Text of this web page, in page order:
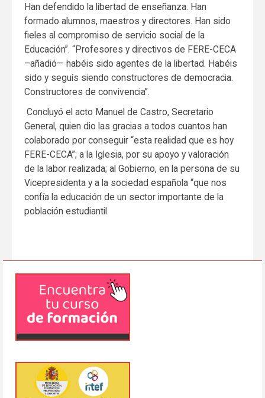
Han defendido la libertad de enseñanza. Han
formado alumnos, maestros y directores. Han sido
fieles al compromiso de servicio social de la
Educación”. “Profesores y directivos de FERE-CECA
–añadió— habéis sido agentes de la libertad. Habéis
sido y seguís siendo constructores de democracia.
Constructores de convivencia”.
Concluyó el acto Manuel de Castro, Secretario
General, quien dio las gracias a todos cuantos han
colaborado por conseguir “esta realidad que es hoy
FERE-CECA”; a la Iglesia, por su apoyo y valoración
de la labor realizada; al Gobierno, en la persona de su
Vicepresidenta y a la sociedad española “que nos
confía la educación de un sector importante de la
población estudiantil.